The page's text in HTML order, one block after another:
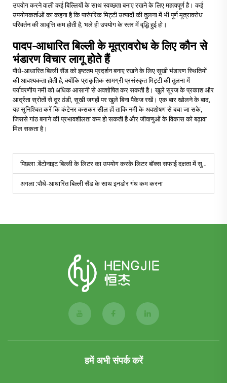
उपयोग करने वाली कई बिल्लियों के साथ स्वच्छता बनाए रखने के लिए महत्वपूर्ण है। कई
उपयोगकर्ताओं का कहना है कि पारंपरिक मिट्टी उत्पादों की तुलना में भी पूर्ण मूत्रावरोध
परिवर्तन की आवृत्ति कम होती है, भले ही उपयोग के स्तर में वृद्धि हुई हो।
पादप-आधारित बिल्ली के मूत्रावरोध के लिए कौन से
भंडारण विचार लागू होते हैं
पौधे-आधारित बिल्ली सैंड को इष्टतम प्रदर्शन बनाए रखने के लिए सूखी भंडारण स्थितियों
की आवश्यकता होती है, क्योंकि प्राकृतिक सामग्री प्रसंस्कृत मिट्टी की तुलना में
पर्यावरणीय नमी को अधिक आसानी से अवशोषित कर सकती है। खुले सूरज के प्रकाश और
आर्द्रता स्रोतों से दूर ठंडी, सूखी जगहों पर खुले बिना पैकेज रखें। एक बार खोलने के बाद,
यह सुनिश्चित करें कि कंटेनर कसकर सील हों ताकि नमी के अवशोषण से बचा जा सके,
जिससे गांठ बनाने की प्रभावशीलता कम हो सकती है और जीवाणुओं के विकास को बढ़ावा
मिल सकता है।
पिछला :बेंटोनाइट बिल्ली के लिटर का उपयोग करके लिटर बॉक्स सफाई दक्षता में सुधार के लिए टिप्स
अगला :पौधे-आधारित बिल्ली सैंड के साथ इनडोर गंध कम करना
हमें अभी संपर्क करें